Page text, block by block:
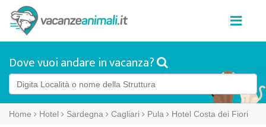
Dove vuoi andare in vacanza?
Home Hotel Sardegna Cagliari Pula Hotel Costa dei Fiori